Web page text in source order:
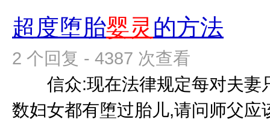
超度堕胎婴灵 的方法
2 个回复 - 4387 次查看
信众:现在法律规定每对夫妻
数妇女都有堕过胎儿,请问师